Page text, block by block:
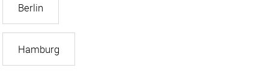
Berlin
Hamburg